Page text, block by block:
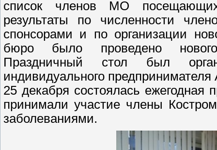
список членов МО
результаты по численности
спонсорами и по организации
бюро было проведено
Праздничный стол был
индивидуального предпринимателя
25 декабря состоялась
принимали участие члены
заболеваниями.